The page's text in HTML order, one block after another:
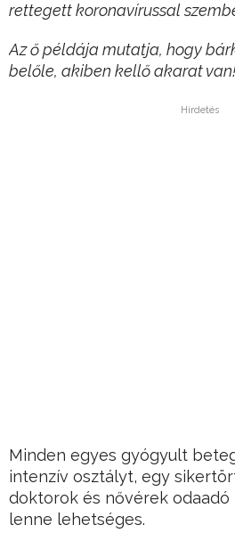
rettegett koronavírussal
Az ő példája mutatja, hogy
belőle, akiben kellő akarat van!
Hirdetés
Minden egyes gyógyult
intenzív osztályt, egy
doktorok és nővérek odaadó
lenne lehetséges.